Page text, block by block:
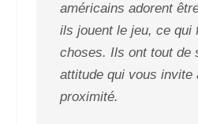
américains adorent
ils jouent le jeu, ce qui
choses. Ils ont tout de
attitude qui vous invite
proximité.